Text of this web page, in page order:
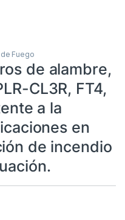
Fuego
de alambre,
CL3R, FT4,
a la
en
de incendio